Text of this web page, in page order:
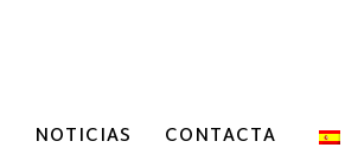
NOTICIAS CONTACTA